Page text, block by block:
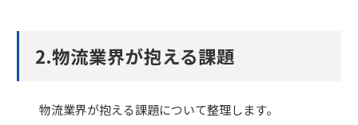
2.物流業界が抱える課題
物流業界が抱える課題について整理します。